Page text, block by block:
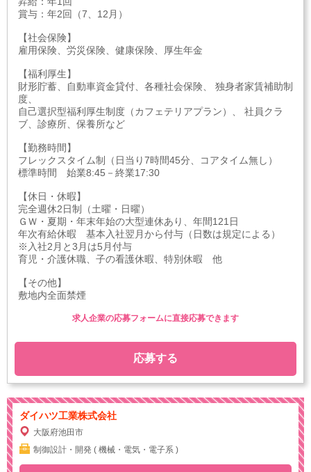
賞与：年2回（7、12月）
【社会保険】
雇用保険、労災保険、健康保険、厚生年金
【福利厚生】
財形貯蓄、自動車資金貸付、各種社会保険、 独身者家賃補助制
度、
自己選択型福利厚生制度（カフェテリアプラン）、 社員クラ
ブ、診療所、保養所など
【勤務時間】
フレックスタイム制（日当り7時間45分、コアタイム無し）
標準時間 始業8:45－終業17:30
【休日・休暇】
完全週休2日制（土曜・日曜）
ＧＷ・夏期・年末年始の大型連休あり、年間121日
年次有給休暇 基本入社翌月から付与（日数は規定による）
※入社2月と3月は5月付与
育児・介護休職、子の看護休暇、特別休暇 他
【その他】
敷地内全面禁煙
応募する
求人企業の応募フォームに直接応募できます
ダイハツ工業株式会社
大阪府池田市
制御設計・開発 ( 機械・電気・電子系 )